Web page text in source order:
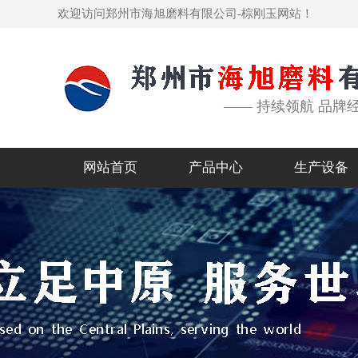
欢迎访问郑州市海旭磨料有限公司-棕刚玉网站！
—— 持续领航 品牌
网站首页 产品中心 生产设备